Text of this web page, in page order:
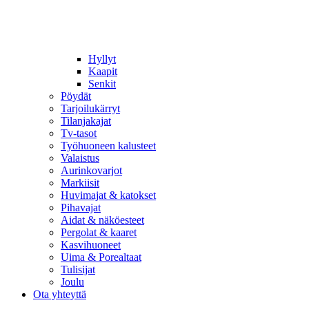
Hyllyt
Kaapit
Senkit
Pöydät
Tarjoilukärryt
Tilanjakajat
Tv-tasot
Työhuoneen kalusteet
Valaistus
Aurinkovarjot
Markiisit
Huvimajat & katokset
Pihavajat
Aidat & näköesteet
Pergolat & kaaret
Kasvihuoneet
Uima & Porealtaat
Tulisijat
Joulu
Ota yhteyttä